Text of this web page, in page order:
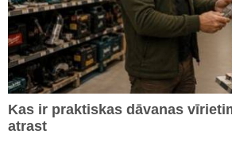
Kas ir praktiskas dāvanas
atrast